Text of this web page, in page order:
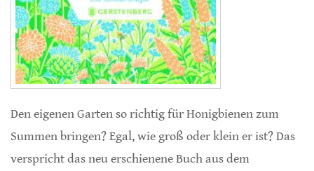
Den eigenen Garten so richtig für Honigbienen zum
Summen bringen? Egal, wie groß oder klein er ist? Das
verspricht das neu erschienene Buch aus dem